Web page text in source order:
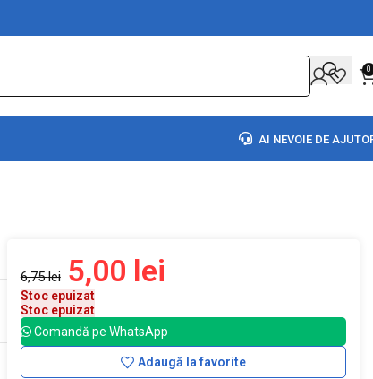
0
AI NEVOIE DE
6,75lei 5,00 lei
Stoc epuizat
Stoc epuizat
Comandă pe WhatsApp
Adaugă la favorite